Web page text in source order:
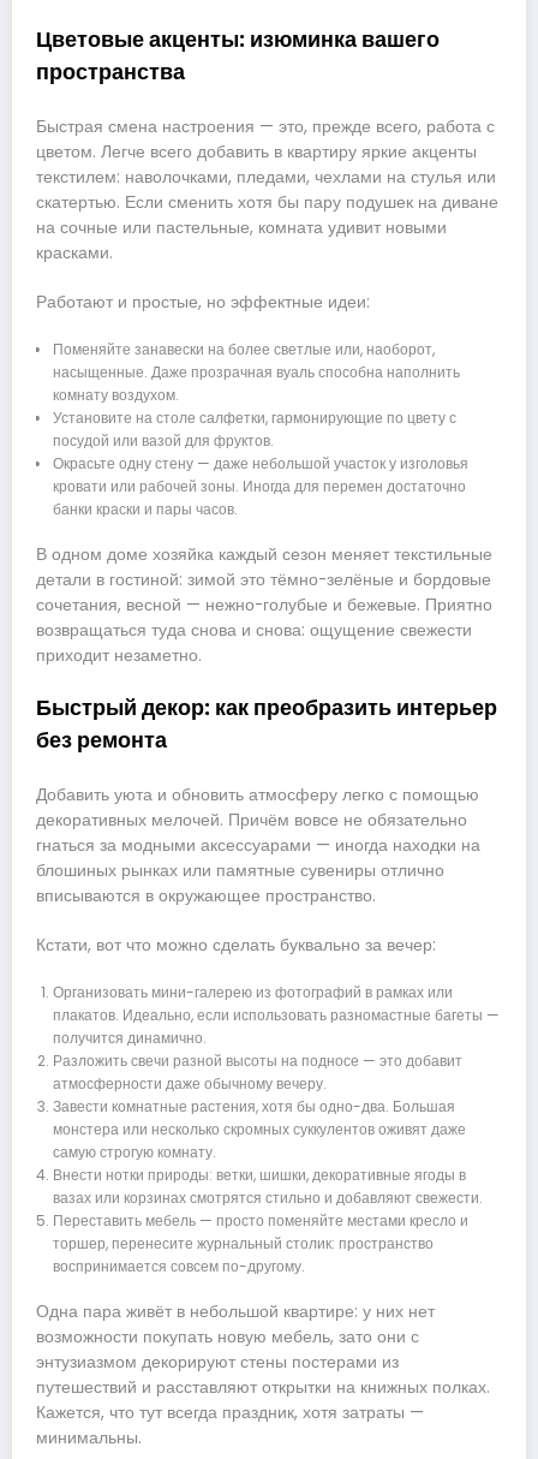
Цветовые акценты: изюминка вашего
пространства
Быстрая смена настроения — это, прежде всего, работа с
цветом. Легче всего добавить в квартиру яркие акценты
текстилем: наволочками, пледами, чехлами на стулья или
скатертью. Если сменить хотя бы пару подушек на диване
на сочные или пастельные, комната удивит новыми
красками.
Работают и простые, но эффектные идеи:
Поменяйте занавески на более светлые или, наоборот,
насыщенные. Даже прозрачная вуаль способна наполнить
комнату воздухом.
Установите на столе салфетки, гармонирующие по цвету с
посудой или вазой для фруктов.
Окрасьте одну стену — даже небольшой участок у изголовья
кровати или рабочей зоны. Иногда для перемен достаточно
банки краски и пары часов.
В одном доме хозяйка каждый сезон меняет текстильные
детали в гостиной: зимой это тёмно-зелёные и бордовые
сочетания, весной — нежно-голубые и бежевые. Приятно
возвращаться туда снова и снова: ощущение свежести
приходит незаметно.
Быстрый декор: как преобразить интерьер
без ремонта
Добавить уюта и обновить атмосферу легко с помощью
декоративных мелочей. Причём вовсе не обязательно
гнаться за модными аксессуарами — иногда находки на
блошиных рынках или памятные сувениры отлично
вписываются в окружающее пространство.
Кстати, вот что можно сделать буквально за вечер:
Организовать мини-галерею из фотографий в рамках или
плакатов. Идеально, если использовать разномастные багеты —
получится динамично.
Разложить свечи разной высоты на подносе — это добавит
атмосферности даже обычному вечеру.
Завести комнатные растения, хотя бы одно-два. Большая
монстера или несколько скромных суккулентов оживят даже
самую строгую комнату.
Внести нотки природы: ветки, шишки, декоративные ягоды в
вазах или корзинах смотрятся стильно и добавляют свежести.
Переставить мебель — просто поменяйте местами кресло и
торшер, перенесите журнальный столик: пространство
воспринимается совсем по-другому.
Одна пара живёт в небольшой квартире: у них нет
возможности покупать новую мебель, зато они с
энтузиазмом декорируют стены постерами из
путешествий и расставляют открытки на книжных полках.
Кажется, что тут всегда праздник, хотя затраты —
минимальны.